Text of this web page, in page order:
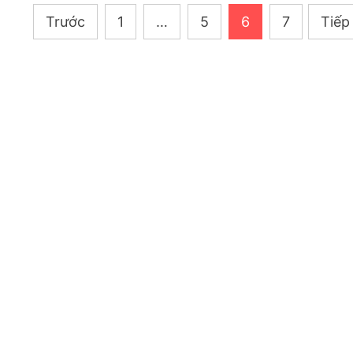
Phân
trang
Trước 1 … 5 6 7